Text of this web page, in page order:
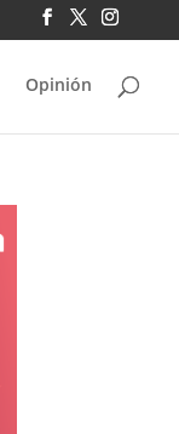
Opinión